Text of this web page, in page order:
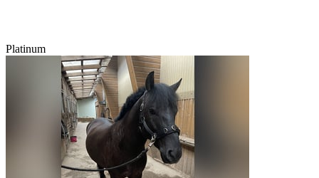
Platinum